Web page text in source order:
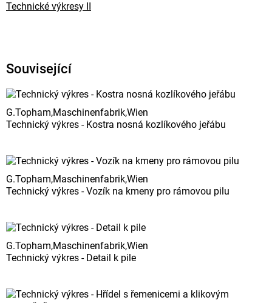
Technické výkresy II
Související
G.Topham,Maschinenfabrik,Wien
Technický výkres - Kostra nosná kozlíkového jeřábu
G.Topham,Maschinenfabrik,Wien
Technický výkres - Vozík na kmeny pro rámovou pilu
G.Topham,Maschinenfabrik,Wien
Technický výkres - Detail k pile